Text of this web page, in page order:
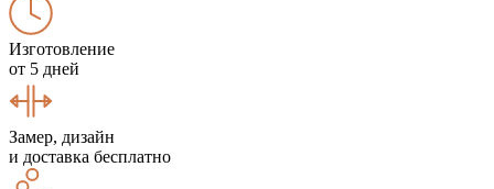
Изготовление
от 5 дней
Замер, дизайн
и доставка бесплатно